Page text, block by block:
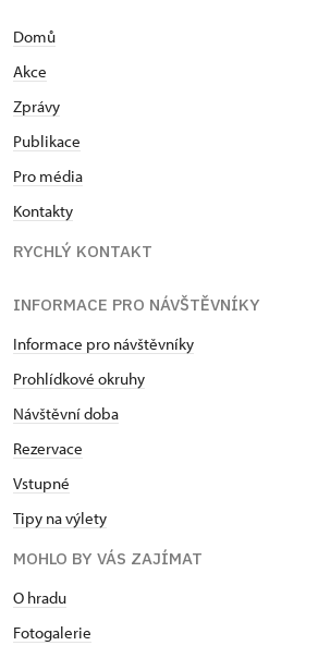
Domů
Akce
Zprávy
Publikace
Pro média
Kontakty
RYCHLÝ KONTAKT
INFORMACE PRO NÁVŠTĚVNÍKY
Informace pro návštěvníky
Prohlídkové okruhy
Návštěvní doba
Rezervace
Vstupné
Tipy na výlety
MOHLO BY VÁS ZAJÍMAT
O hradu
Fotogalerie